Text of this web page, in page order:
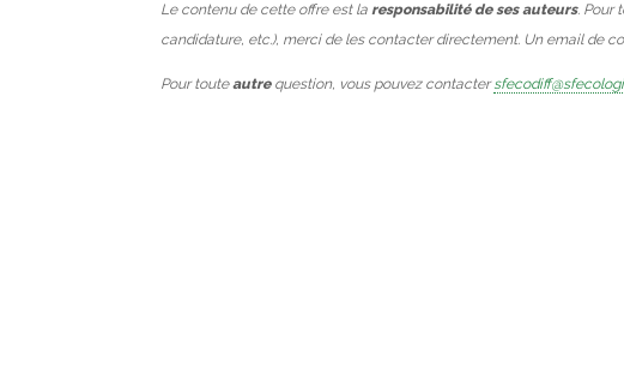
Le contenu de cette offre est laresponsabilité de ses auteurs. Pour
candidature, etc.), merci de les contacter directement. Un email de
Pour touteautrequestion, vous pouvez contacter